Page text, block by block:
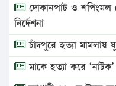
দোকানপাট ও শপিংমল
নির্দেশনা
চাঁদপুরে হত্যা মামলায়
মাকে হত্যা করে